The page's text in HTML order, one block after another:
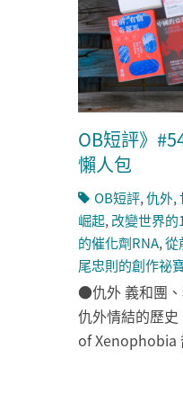
OB短評》
懶人包
OB短評,仇外,
崛起, 改變世界的
的催化劑RNA,從
尾忠則的創作祕
●仇外 義和團、
仇外情結的歷
of Xenophobia